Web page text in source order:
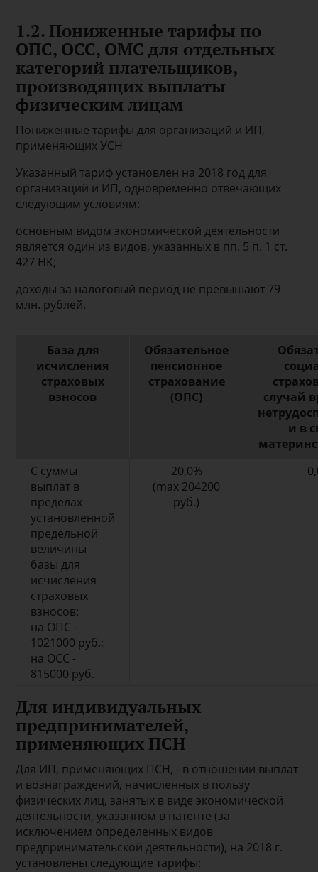
1.2. Пониженные тарифы по
ОПС, ОСС, ОМС для отдельных
категорий плательщиков,
производящих выплаты
физическим лицам
Пониженные тарифы для организаций и ИП,
применяющих УСН
Указанный тариф установлен на 2018 год для
организаций и ИП, одновременно отвечающих
следующим условиям:
основным видом экономической деятельности
является один из видов, указанных в пп. 5 п. 1 ст.
427 НК;
доходы за налоговый период не превышают 79
млн. рублей.
База для
исчисления
страховых
взносов
Обязательное
пенсионное
страхование
(ОПС)
случай
и в
С суммы
выплат в
пределах
установленной
предельной
величины
базы для
исчисления
страховых
взносов:
на ОПС -
1021000 руб.;
на ОСС -
815000 руб.
20,0%
(max 204200
руб.)
Для индивидуальных
предпринимателей,
применяющих ПСН
Для ИП, применяющих ПСН, - в отношении выплат
и вознаграждений, начисленных в пользу
физических лиц, занятых в виде экономической
деятельности, указанном в патенте (за
исключением определенных видов
предпринимательской деятельности), на 2018 г.
установлены следующие тарифы: